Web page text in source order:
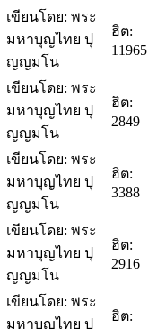
เขียนโดย: พระ
มหาบุญไทย ปุ
ญญมโน
ฮิต:
11965
เขียนโดย: พระ
มหาบุญไทย ปุ
ญญมโน
ฮิต:
2849
เขียนโดย: พระ
มหาบุญไทย ปุ
ญญมโน
ฮิต:
3388
เขียนโดย: พระ
มหาบุญไทย ปุ
ญญมโน
ฮิต:
2916
เขียนโดย: พระ
มหาบุญไทย ปุ
ฮิต: